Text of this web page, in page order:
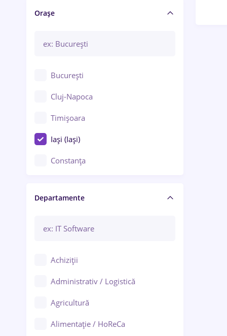
Orașe
București
Cluj-Napoca
Timișoara
Iași (Iași)
Constanța
Brașov
Bacău
Galați (Galați)
Ploiești
Departamente
Achiziții
Administrativ / Logistică
Agricultură
Alimentație / HoReCa